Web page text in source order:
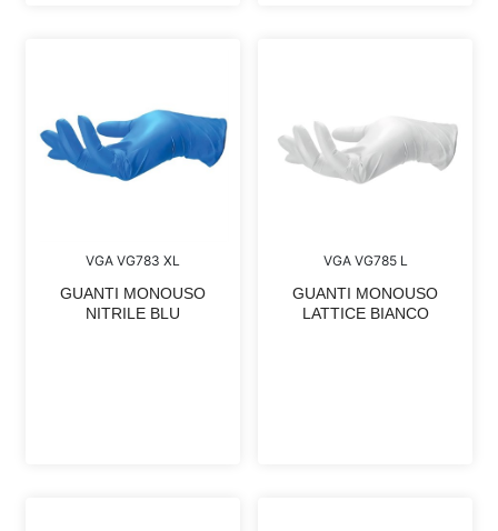
VGA VG783 XL
GUANTI MONOUSO
NITRILE BLU
VGA VG785 L
GUANTI MONOUSO
LATTICE BIANCO